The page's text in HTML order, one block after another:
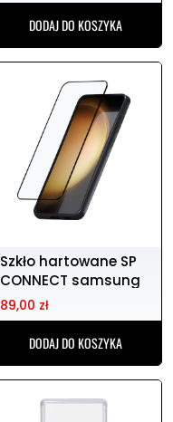
DODAJ DO KOSZYKA
Szkło hartowane SP
CONNECT samsung
s23+
89,00 zł
DODAJ DO KOSZYKA